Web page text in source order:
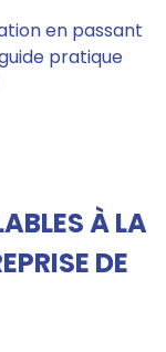
en passant
pratique
À LA
DE